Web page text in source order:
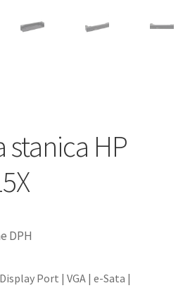
stanica HP
DPH
Port | VGA | e-Sata |